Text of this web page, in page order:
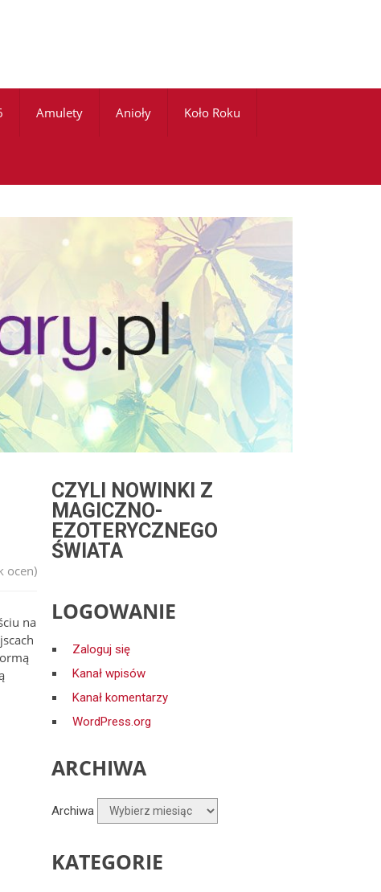
Amulety Anioły Koło Roku
ocen)
na
CZYLI NOWINKI Z
MAGICZNO-
EZOTERYCZNEGO
ŚWIATA
LOGOWANIE
Zaloguj się
Kanał wpisów
Kanał komentarzy
WordPress.org
ARCHIWA
Archiwa
KATEGORIE